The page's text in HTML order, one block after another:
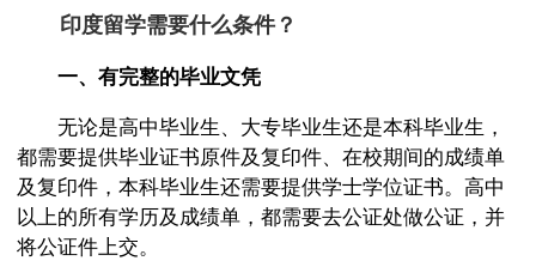
印度留学需要什么条件？
一、有完整的毕业文凭
无论是高中毕业生、大专毕业生还是本科毕业生，
都需要提供毕业证书原件及复印件、在校期间的成绩单
及复印件，本科毕业生还需要提供学士学位证书。高中
以上的所有学历及成绩单，都需要去公证处做公证，并
将公证件上交。